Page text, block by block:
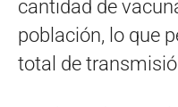
cantidad de
población, lo que
total de